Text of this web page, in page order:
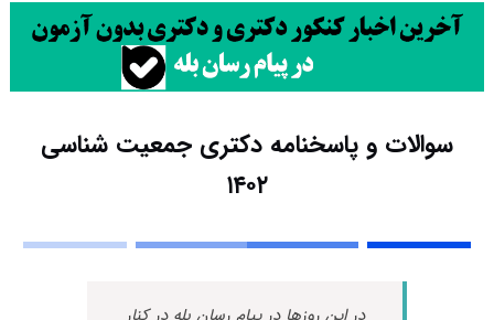
سوالات و پاسخنامه دکتری جمعیت‌ شناسی
۱۴۰۲